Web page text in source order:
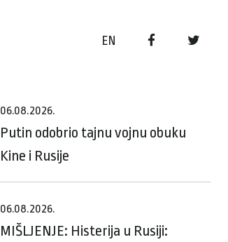
EN
06.08.2026.
Putin odobrio tajnu vojnu obuku
Kine i Rusije
06.08.2026.
MIŠLJENJE: Histerija u Rusiji: